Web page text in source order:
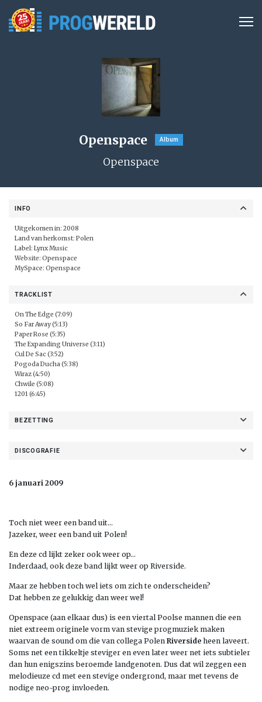
Openspace Album
Openspace
INFO
Uitgekomen in: 2008
Land van herkomst: Polen
Label: Lynx Music
Website: Openspace
MySpace: Openspace
TRACKLIST
On The Edge (7:09)
So Far Away (5:13)
Paper Rose (5:35)
The Expanding Universe (3:11)
Cul De Sac (3:52)
Pogoda Ducha (5:38)
Wiraz (4:50)
Chwile (5:08)
1201 (6:45)
BEZETTING
DISCOGRAFIE
6 januari 2009
Toch niet weer een band uit…
Jazeker, weer een band uit Polen!
En deze cd lijkt zeker ook weer op…
Inderdaad, ook deze band lijkt weer op Riverside.
Maar ze hebben toch wel iets om zich te onderscheiden?
Dat hebben ze gelukkig dan weer wel!
Openspace (aan elkaar dus) is een viertal Poolse mannen die een
niet extreem originele vorm van stevige progmuziek maken
waarvan de sound om die van collega Polen Riverside heen laveert.
Soms net een tikkeltje steviger en even later weer net iets subtieler
dan hun enigszins beroemde landgenoten. Dus dat wil zeggen een
melodieuze cd met een stevige ondergrond, maar met tevens de
nodige neo-prog invloeden.